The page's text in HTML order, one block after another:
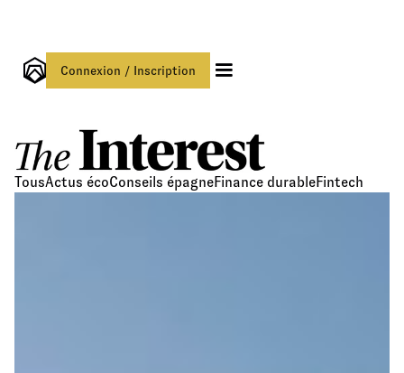
Connexion / Inscription
TousActus écoConseils épagneFinance durableFintech